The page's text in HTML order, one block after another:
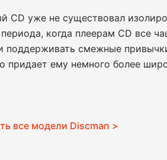
CD уже не существовал
когда плеерам CD все
поддерживать смежные
придает ему немного более
все модели Discman >